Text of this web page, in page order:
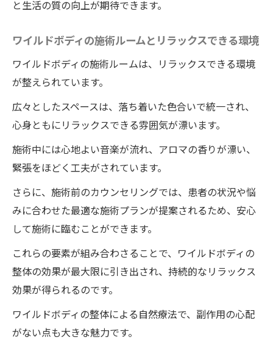
と生活の質の向上が期待できます。
ワイルドボディの施術ルームとリラックスできる環境
ワイルドボディの施術ルームは、リラックスできる環境
が整えられています。
広々としたスペースは、落ち着いた色合いで統一され、
心身ともにリラックスできる雰囲気が漂います。
施術中には心地よい音楽が流れ、アロマの香りが漂い、
緊張をほどく工夫がされています。
さらに、施術前のカウンセリングでは、患者の状況や悩
みに合わせた最適な施術プランが提案されるため、安心
して施術に臨むことができます。
これらの要素が組み合わさることで、ワイルドボディの
整体の効果が最大限に引き出され、持続的なリラックス
効果が得られるのです。
ワイルドボディの整体による自然療法で、副作用の心配
がない点も大きな魅力です。